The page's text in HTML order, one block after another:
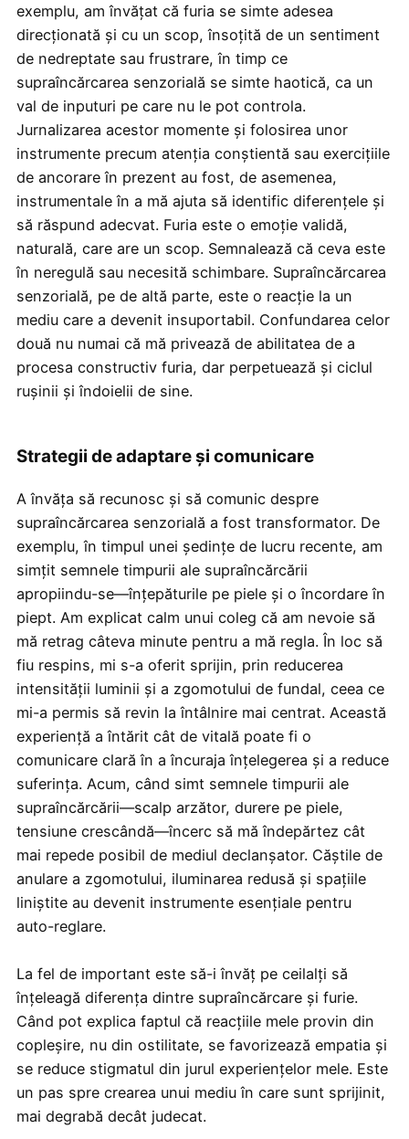
exemplu, am învățat că furia se simte adesea
direcționată și cu un scop, însoțită de un sentiment
de nedreptate sau frustrare, în timp ce
supraîncărcarea senzorială se simte haotică, ca un
val de inputuri pe care nu le pot controla.
Jurnalizarea acestor momente și folosirea unor
instrumente precum atenția conștientă sau exercițiile
de ancorare în prezent au fost, de asemenea,
instrumentale în a mă ajuta să identific diferențele și
să răspund adecvat. Furia este o emoție validă,
naturală, care are un scop. Semnalează că ceva este
în neregulă sau necesită schimbare. Supraîncărcarea
senzorială, pe de altă parte, este o reacție la un
mediu care a devenit insuportabil. Confundarea celor
două nu numai că mă privează de abilitatea de a
procesa constructiv furia, dar perpetuează și ciclul
rușinii și îndoielii de sine.
Strategii de adaptare și comunicare
A învăța să recunosc și să comunic despre
supraîncărcarea senzorială a fost transformator. De
exemplu, în timpul unei ședințe de lucru recente, am
simțit semnele timpurii ale supraîncărcării
apropiindu-se—înțepăturile pe piele și o încordare în
piept. Am explicat calm unui coleg că am nevoie să
mă retrag câteva minute pentru a mă regla. În loc să
fiu respins, mi s-a oferit sprijin, prin reducerea
intensității luminii și a zgomotului de fundal, ceea ce
mi-a permis să revin la întâlnire mai centrat. Această
experiență a întărit cât de vitală poate fi o
comunicare clară în a încuraja înțelegerea și a reduce
suferința. Acum, când simt semnele timpurii ale
supraîncărcării—scalp arzător, durere pe piele,
tensiune crescândă—încerc să mă îndepărtez cât
mai repede posibil de mediul declanșator. Căștile de
anulare a zgomotului, iluminarea redusă și spațiile
liniștite au devenit instrumente esențiale pentru
auto-reglare.
La fel de important este să-i învăț pe ceilalți să
înțeleagă diferența dintre supraîncărcare și furie.
Când pot explica faptul că reacțiile mele provin din
copleșire, nu din ostilitate, se favorizează empatia și
se reduce stigmatul din jurul experiențelor mele. Este
un pas spre crearea unui mediu în care sunt sprijinit,
mai degrabă decât judecat.